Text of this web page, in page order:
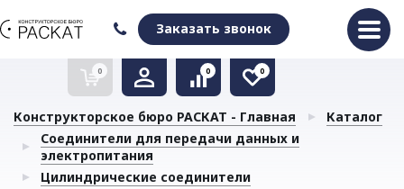
Заказать звонок
0
Очистить список сравнения
0
Очистить избранное
0
Конструкторское бюро РАСКАТ - Главная
Каталог
Соединители для передачи данных и
электропитания
Цилиндрические соединители